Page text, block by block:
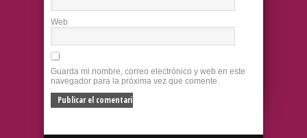
Web
Guarda mi nombre, correo electrónico y web en este
navegador para la próxima vez que comente.